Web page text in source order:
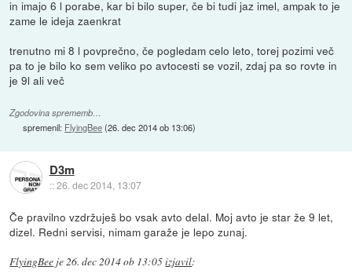
in imajo 6 l porabe, kar bi bilo super, če bi tudi jaz imel, ampak to je
zame le ideja zaenkrat
trenutno mi 8 l povprečno, če pogledam celo leto, torej pozimi več
pa to je bilo ko sem veliko po avtocesti se vozil, zdaj pa so rovte in
je 9l ali več
Zgodovina sprememb…
spremenil: FlyingBee(26. dec 2014 ob 13:06)
D3m
::26. dec 2014, 13:07
Če pravilno vzdržuješ bo vsak avto delal. Moj avto je star že 9 let,
dizel. Redni servisi, nimam garaže je lepo zunaj.
FlyingBee je26. dec 2014 ob 13:05izjavil: